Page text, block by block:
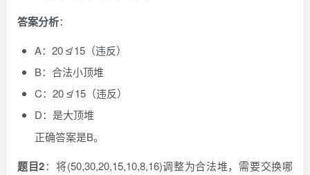
答案分析：
A：20 ≰ 15（违反）
B：合法小顶堆
C：20 ≰ 15（违反）
D：是大顶堆
正确答案是B。
题目2：将(50,30,20,15,10,8,16)调整为合法堆，需要交换哪